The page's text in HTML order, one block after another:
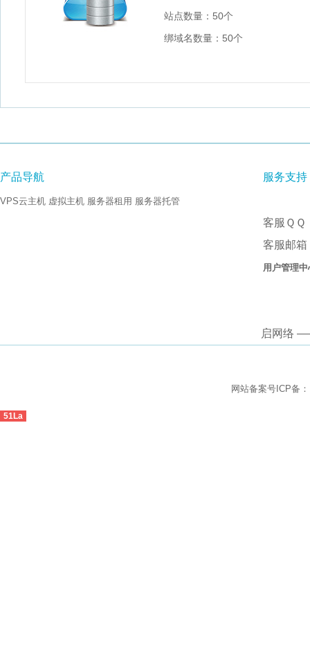
站点数量：50个
绑域名数量：50个
环境：.NET 2.0/3.5/4.0、PHP5等
产品导航
VPS云主机 虚拟主机 服务器租用 服务器托管
服务支持
客服ＱＱ
客服邮箱
用户管理中
启网络
网站备案号ICP备
51La